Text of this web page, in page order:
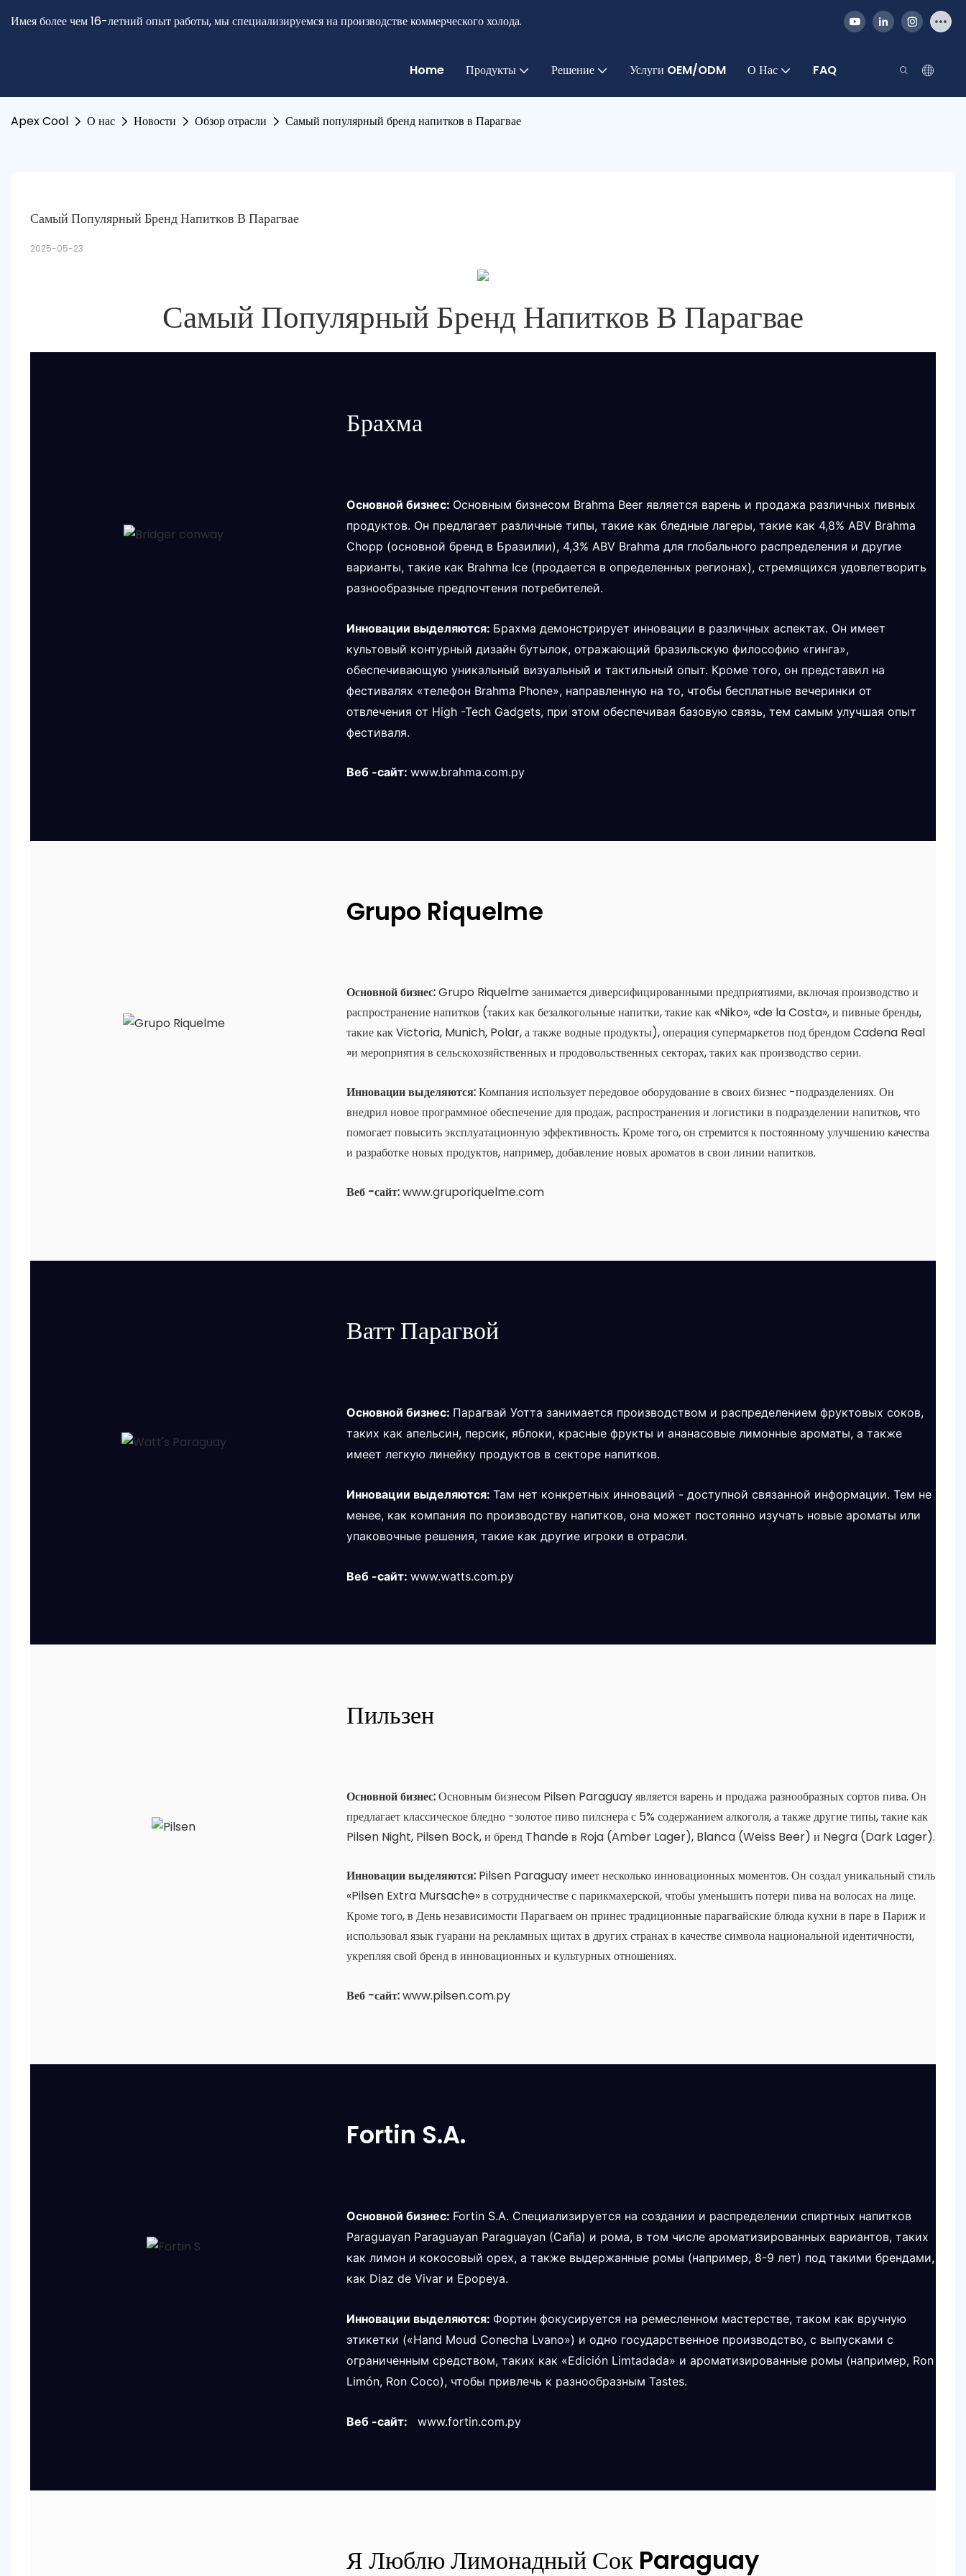
Имея более чем 16-летний опыт работы, мы специализируемся на производстве коммерческого холода.
Home Продукты Решение Услуги OEM/ODM О Нас FAQ
Apex Cool О нас Новости Обзор отрасли Самый популярный бренд напитков в Парагвае
Самый Популярный Бренд Напитков В Парагвае
2025-05-23
Самый Популярный Бренд Напитков В Парагвае
Брахма
Основной бизнес: Основным бизнесом Brahma Beer является варень и продажа различных пивных
продуктов. Он предлагает различные типы, такие как бледные лагеры, такие как 4,8% ABV Brahma
Chopp (основной бренд в Бразилии), 4,3% ABV Brahma для глобального распределения и другие
варианты, такие как Brahma Ice (продается в определенных регионах), стремящихся удовлетворить
разнообразные предпочтения потребителей.
Инновации выделяются: Брахма демонстрирует инновации в различных аспектах. Он имеет
культовый контурный дизайн бутылок, отражающий бразильскую философию «гинга»,
обеспечивающую уникальный визуальный и тактильный опыт. Кроме того, он представил на
фестивалях «телефон Brahma Phone», направленную на то, чтобы бесплатные вечеринки от
отвлечения от High -Tech Gadgets, при этом обеспечивая базовую связь, тем самым улучшая опыт
фестиваля.
Веб -сайт:www.brahma.com.py
Grupo Riquelme
Основной бизнес:Grupo Riquelme занимается диверсифицированными предприятиями, включая производство и
распространение напитков (таких как безалкогольные напитки, такие как «Niko», «de la Costa», и пивные бренды,
такие как Victoria, Munich, Polar, а также водные продукты), операция супермаркетов под брендом Cadena Real
»и мероприятия в сельскохозяйственных и продовольственных секторах, таких как производство серии.
Инновации выделяются:Компания использует передовое оборудование в своих бизнес -подразделениях. Он
внедрил новое программное обеспечение для продаж, распространения и логистики в подразделении напитков, что
помогает повысить эксплуатационную эффективность. Кроме того, он стремится к постоянному улучшению качества
и разработке новых продуктов, например, добавление новых ароматов в свои линии напитков.
Веб -сайт:www.gruporiquelme.com
Ватт Парагвой
Основной бизнес: Парагвай Уотта занимается производством и распределением фруктовых соков,
таких как апельсин, персик, яблоки, красные фрукты и ананасовые лимонные ароматы, а также
имеет легкую линейку продуктов в секторе напитков.
Инновации выделяются:Там нет конкретных инноваций - доступной связанной информации. Тем не
менее, как компания по производству напитков, она может постоянно изучать новые ароматы или
упаковочные решения, такие как другие игроки в отрасли.
Веб -сайт:www.watts.com.py
Пильзен
Основной бизнес:Основным бизнесом Pilsen Paraguay является варень и продажа разнообразных сортов пива. Он
предлагает классическое бледно -золотое пиво пилснера с 5% содержанием алкоголя, а также другие типы, такие как
Pilsen Night, Pilsen Bock, и бренд Thande в Roja (Amber Lager), Blanca (Weiss Beer) и Negra (Dark Lager).
Инновации выделяются: Pilsen Paraguay имеет несколько инновационных моментов. Он создал уникальный стиль
«Pilsen Extra Mursache» в сотрудничестве с парикмахерской, чтобы уменьшить потери пива на волосах на лице.
Кроме того, в День независимости Парагваем он принес традиционные парагвайские блюда кухни в паре в Париж и
использовал язык гуарани на рекламных щитах в других странах в качестве символа национальной идентичности,
укрепляя свой бренд в инновационных и культурных отношениях.
Веб -сайт:www.pilsen.com.py
Fortin S.A.
Основной бизнес: Fortin S.A. Специализируется на создании и распределении спиртных напитков
Paraguayan Paraguayan Paraguayan (Caña) и рома, в том числе ароматизированных вариантов, таких
как лимон и кокосовый орех, а также выдержанные ромы (например, 8-9 лет) под такими брендами,
как Diaz de Vivar и Epopeya.
Инновации выделяются: Фортин фокусируется на ремесленном мастерстве, таком как вручную
этикетки («Hand Moud Conecha Lvano») и одно государственное производство, с выпусками с
ограниченным средством, таких как «Edición Limtadada» и ароматизированные ромы (например, Ron
Limón, Ron Coco), чтобы привлечь к разнообразным Tastes.
Веб -сайт: www.fortin.com.py
Я Люблю Лимонадный Сок Paraguay